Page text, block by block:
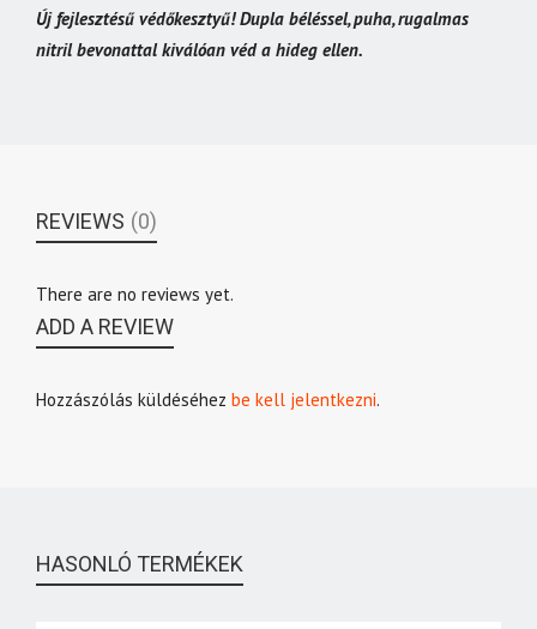
Új fejlesztésű védőkesztyű! Dupla béléssel, puha, rugalmas
nitril bevonattal kiválóan véd a hideg ellen.
REVIEWS (0)
There are no reviews yet.
ADD A REVIEW
Hozzászólás küldéséhez be kell jelentkezni.
HASONLÓ TERMÉKEK